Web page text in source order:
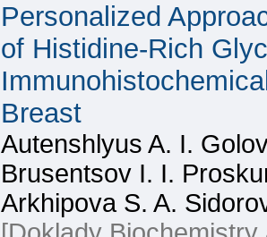
Personalized
of Histidine-Rich
Breast
Autenshlyus A. I.
Brusentsov I. I.
Arkhipova S. A.